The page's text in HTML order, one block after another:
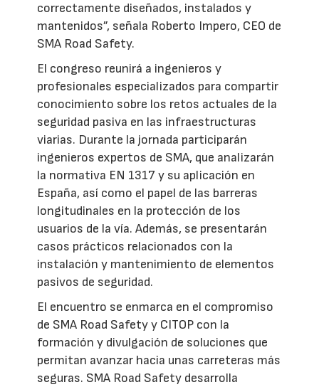
correctamente diseñados, instalados y
mantenidos”, señala Roberto Impero, CEO de
SMA Road Safety.
El congreso reunirá a ingenieros y
profesionales especializados para compartir
conocimiento sobre los retos actuales de la
seguridad pasiva en las infraestructuras
viarias. Durante la jornada participarán
ingenieros expertos de SMA, que analizarán
la normativa EN 1317 y su aplicación en
España, así como el papel de las barreras
longitudinales en la protección de los
usuarios de la vía. Además, se presentarán
casos prácticos relacionados con la
instalación y mantenimiento de elementos
pasivos de seguridad.
El encuentro se enmarca en el compromiso
de SMA Road Safety y CITOP con la
formación y divulgación de soluciones que
permitan avanzar hacia unas carreteras más
seguras. SMA Road Safety desarrolla